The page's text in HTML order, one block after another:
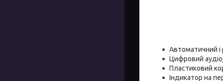
Автоматичний і
Цифровий
Пластиковий
Індикатор на